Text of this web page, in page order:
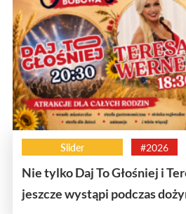
Slider #2026
Nie tylko Daj To Głośniej i
jeszcze wystąpi podczas